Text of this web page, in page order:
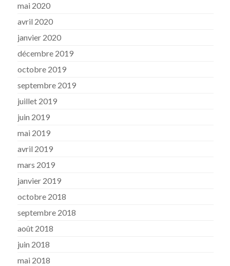
mai 2020
avril 2020
janvier 2020
décembre 2019
octobre 2019
septembre 2019
juillet 2019
juin 2019
mai 2019
avril 2019
mars 2019
janvier 2019
octobre 2018
septembre 2018
août 2018
juin 2018
mai 2018